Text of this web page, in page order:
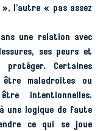
l’autre « pas assez
une relation avec
ses peurs et
Certaines
maladroites ou
intentionnelles.
une logique de faute
ce qui se joue